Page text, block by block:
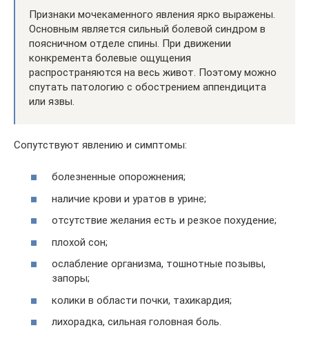
Признаки мочекаменного явления ярко выражены.
Основным является сильный болевой синдром в
поясничном отделе спины. При движении
конкремента болевые ощущения
распространяются на весь живот. Поэтому можно
спутать патологию с обострением аппендицита
или язвы.
Сопутствуют явлению и симптомы:
болезненные опорожнения;
наличие крови и уратов в урине;
отсутствие желания есть и резкое похудение;
плохой сон;
ослабление организма, тошнотные позывы,
запоры;
колики в области почки, тахикардия;
лихорадка, сильная головная боль.